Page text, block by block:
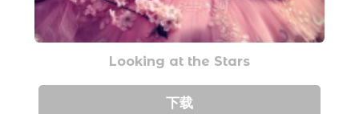
Looking at the Stars
下载